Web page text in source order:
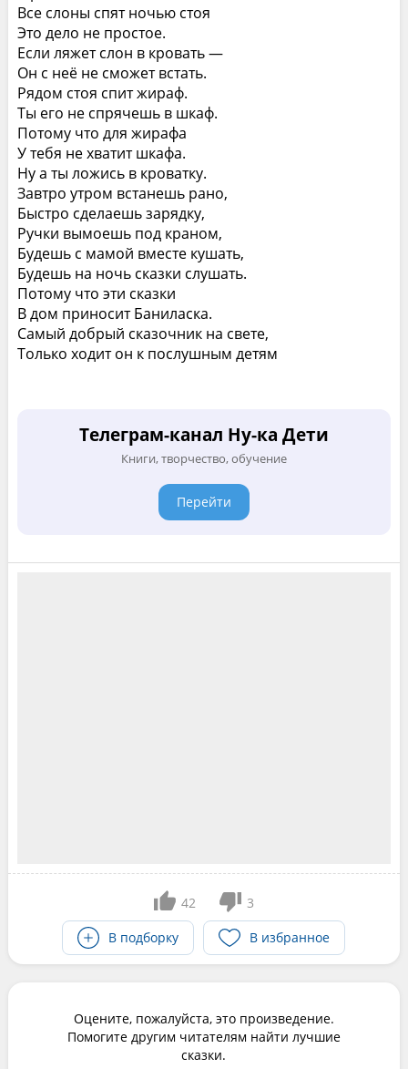
Все слоны спят ночью стоя
Это дело не простое.
Если ляжет слон в кровать —
Он с неё не сможет встать.
Рядом стоя спит жираф.
Ты его не спрячешь в шкаф.
Потому что для жирафа
У тебя не хватит шкафа.
Ну а ты ложись в кроватку.
Завтро утром встанешь рано,
Быстро сделаешь зарядку,
Ручки вымоешь под краном,
Будешь с мамой вместе кушать,
Будешь на ночь сказки слушать.
Потому что эти сказки
В дом приносит Баниласка.
Самый добрый сказочник на свете,
Только ходит он к послушным детям
Телеграм-канал Ну-ка Дети
Книги, творчество, обучение
Перейти
42
3
В подборку
В избранное
Оцените, пожалуйста, это произведение.
Помогите другим читателям найти лучшие
сказки.